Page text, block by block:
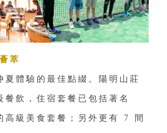
萃
夏體驗的最佳點綴。陽明山莊
餐飲，住宿套餐已包括著名
高級美食套餐；另外更有 7 間